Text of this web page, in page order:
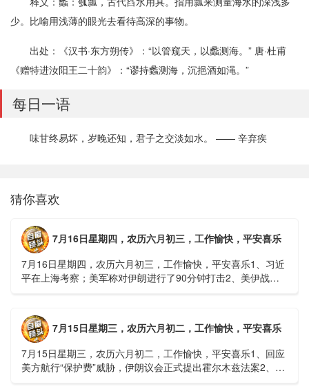
少。比喻用浅薄的眼光去看待高深的事物。
出处：《汉书·东方朔传》：“以管窥天，以蠡测海。” 唐·杜甫
《赠特进汝阳王二十韵》：“谬持蠡测海，沉挹酒如渑。”
每日一语
味甘终易坏，岁晚还知，君子之交淡如水。 —— 辛弃疾
猜你喜欢
7月16日星期四，农历六月初三，工作愉快，平安喜乐
7月16日星期四，农历六月初三，工作愉快，平安喜乐1、习近
平在上海考察；美军称对伊朗进行了90分钟打击2、美伊战争
7月15日星期三，农历六月初二，工作愉快，平安喜乐
7月15日星期三，农历六月初二，工作愉快，平安喜乐1、回应
美方航行“保护费”威胁，伊朗议会正式提出霍尔木兹法案2、全